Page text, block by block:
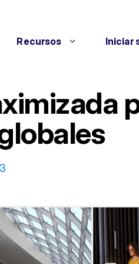
Recursos Iniciar